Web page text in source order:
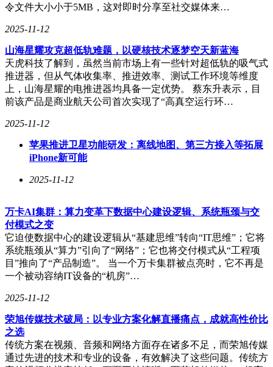
令文件大小小于5MB，这对即时分享至社交媒体来…
2025-11-12
山海星耀攻克超低轨难题，以硬核技术逐梦空天新蓝海
天虎科技了解到，虽然当前市场上有一些针对超低轨的吸气式
推进器，但从气体收集率、推进效率、测试工作环境等维度
上，山海星耀的电推进器均具备一定优势。 蔡东升表示，目
前该产品是商业航天公司首次实现了“高真空运行环…
2025-11-12
苹果推进卫星功能研发：离线地图、第三方接入等拓展
iPhone新可能
2025-11-12
万卡AI集群：算力变革下数据中心建设逻辑、系统瓶颈与交
付模式之变
它迫使数据中心的建设逻辑从“基建思维”转向“IT思维”；它将
系统瓶颈从“算力”引向了“网络”；它也将交付模式从“工程项
目”推向了“产品制造”。 当一个万卡集群被点亮时，它不再是
一个被动容纳IT设备的“机房”…
2025-11-12
荣旭传媒技术破局：以专业方案化解直播痛点，成就高性价比
之选
传统方案在视频、音频和网络方面存在诸多不足，而荣旭传媒
通过先进的技术和专业的设备，有效解决了这些问题。传统方